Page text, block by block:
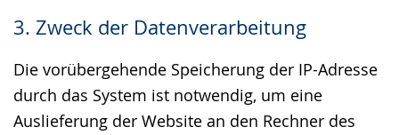
3. Zweck der Datenverarbeitung
Die vorübergehende Speicherung der IP-Adresse
durch das System ist notwendig, um eine
Auslieferung der Website an den Rechner des